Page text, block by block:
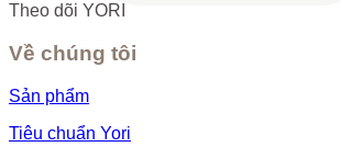
Theo dõi YORI
Về chúng tôi
Sản phẩm
Tiêu chuẩn Yori